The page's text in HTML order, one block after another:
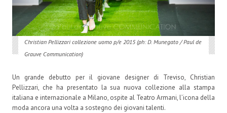
Christian Pellizzari collezione uomo p/e 2015 (ph: D. Munegato / Paul de
Grauve Communication)
Un grande debutto per il giovane designer di Treviso, Christian
Pellizzari, che ha presentato la sua nuova collezione alla stampa
italiana e internazionale a Milano, ospite al Teatro Armani, l’icona della
moda ancora una volta a sostegno dei giovani talenti.